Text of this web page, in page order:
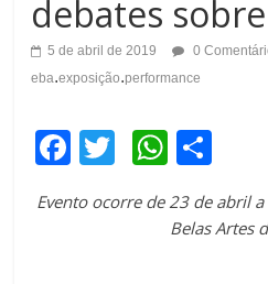
debates
5 de abril de 2019
0
eba.exposição.performance
F
c
tt
W
at m
Evento ocorre de 23 de abril
Belas Artes